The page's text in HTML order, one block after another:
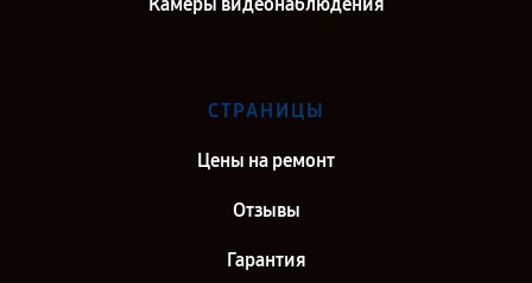
СТРАНИЦЫ
Цены на ремонт
Отзывы
Гарантия